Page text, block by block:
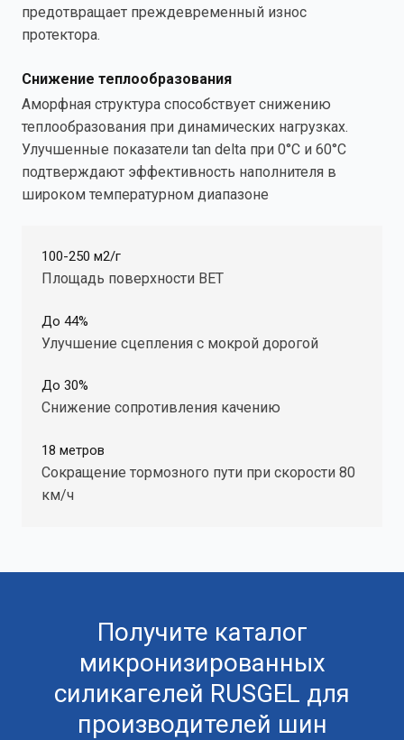
предотвращает преждевременный износ
протектора.
Снижение теплообразования
Аморфная структура способствует снижению
теплообразования при динамических нагрузках.
Улучшенные показатели tan delta при 0°C и 60°C
подтверждают эффективность наполнителя в
широком температурном диапазоне
100-250 м2/г
Площадь поверхности ВЕТ
До 44%
Улучшение сцепления с мокрой дорогой
До 30%
Снижение сопротивления качению
18 метров
Сокращение тормозного пути при скорости 80
км/ч
Получите каталог
микронизированных
силикагелей RUSGEL для
производителей шин